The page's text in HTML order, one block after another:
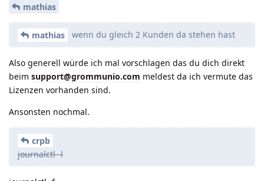
mathias
mathias wenn du gleich 2 Kunden da stehen hast
Also generell würde ich mal vorschlagen das du dich direkt
beim support@grommunio.com meldest da ich vermute das
Lizenzen vorhanden sind.
Ansonsten nochmal.
crpb
journalctl -l